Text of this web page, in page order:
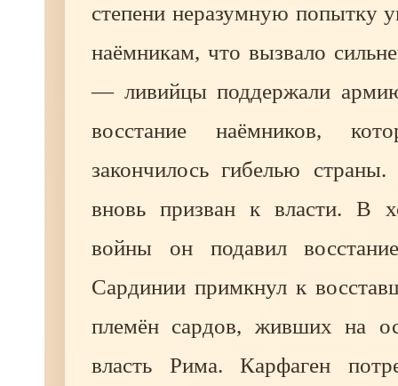
степени неразумную попытку
наёмникам, что вызвало
— ливийцы поддержали
восстание наёмников,
закончилось гибелью
вновь призван к власти. В
войны он подавил
Сардинии примкнул к
племён сардов, живших на
власть Рима. Карфаген